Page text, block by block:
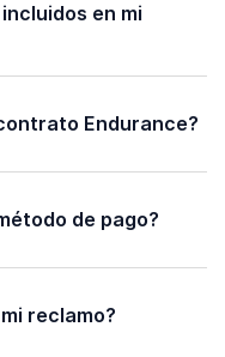
en mi
Endurance?
de pago?
reclamo?